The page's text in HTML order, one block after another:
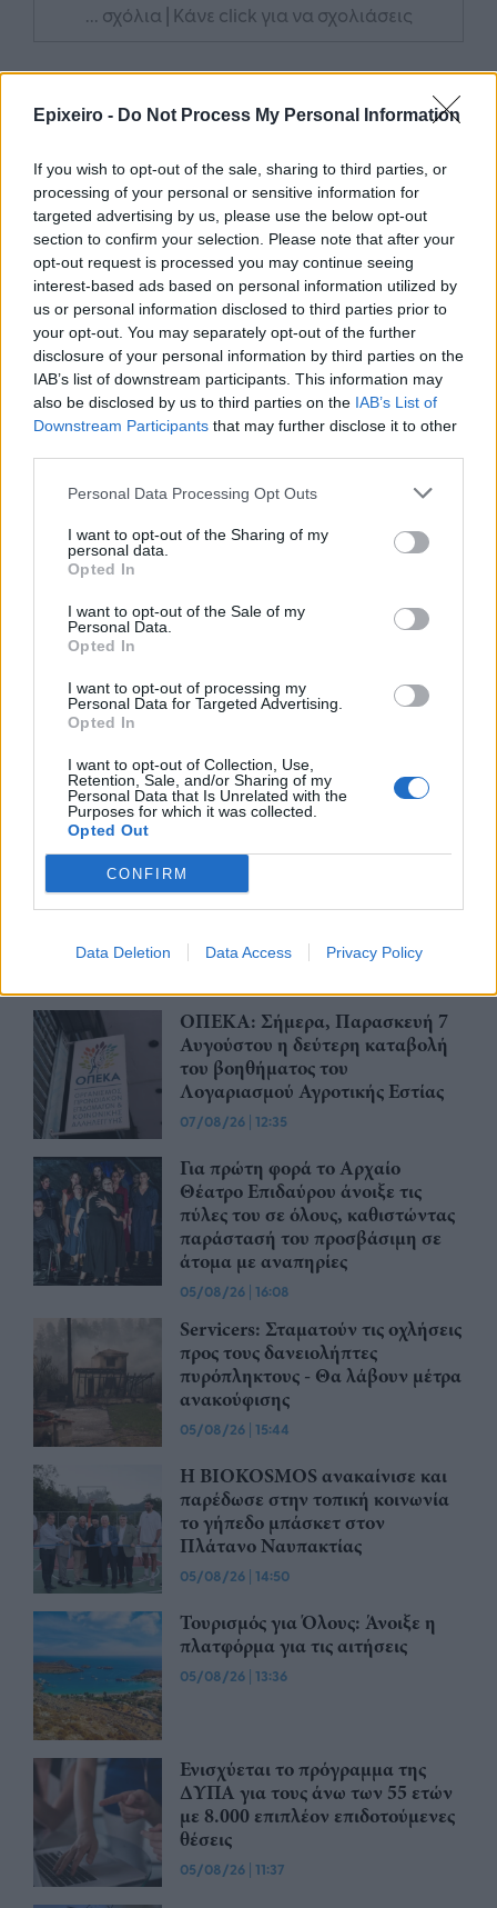
Epixeiro - Do Not Process My Personal Information
If you wish to opt-out of the sale, sharing to third parties, or
processing of your personal or sensitive information for
targeted advertising by us, please use the below opt-out
section to confirm your selection. Please note that after your
opt-out request is processed you may continue seeing
interest-based ads based on personal information utilized by
us or personal information disclosed to third parties prior to
your opt-out. You may separately opt-out of the further
disclosure of your personal information by third parties on the
IAB’s list of downstream participants. This information may
also be disclosed by us to third parties on the IAB’s List of
Downstream Participants that may further disclose it to other
Personal Data Processing Opt Outs
I want to opt-out of the Sharing of my
personal data.
Opted In
I want to opt-out of the Sale of my
Personal Data.
Opted In
I want to opt-out of processing my
Personal Data for Targeted Advertising.
Opted In
I want to opt-out of Collection, Use,
Retention, Sale, and/or Sharing of my
Personal Data that Is Unrelated with the
Purposes for which it was collected.
Opted Out
CONFIRM
Data Deletion Data Access Privacy Policy
... σχόλια | Κάνε click για να σχολιάσεις
TP Greece: Πώς διαμορφώνεται το
μέλλον του Insurance στην εποχή του AI
Advertorial
Περισσότερα από το
LEROY MERLIN: Στήριξη στον
Ελληνικό Ερυθρό Σταυρό με
πυρκαγιές
ΟΠΕΚΑ: Σήμερα, Παρασκευή 7
Αυγούστου η δεύτερη καταβολή
του βοηθήματος του
Λογαριασμού Αγροτικής Εστίας
07/08/26 | 12:35
Για πρώτη φορά το Αρχαίο
Θέατρο Επιδαύρου άνοιξε τις
πύλες του σε όλους, καθιστώντας
παράστασή του προσβάσιμη σε
άτομα με αναπηρίες
05/08/26 | 16:08
Servicers: Σταματούν τις οχλήσεις
προς τους δανειολήπτες
πυρόπληκτους - Θα λάβουν μέτρα
ανακούφισης
05/08/26 | 15:44
Η BIOKOSMOS ανακαίνισε και
παρέδωσε στην τοπική κοινωνία
το γήπεδο μπάσκετ στον
Πλάτανο Ναυπακτίας
05/08/26 | 14:50
Τουρισμός για Όλους: Άνοιξε η
πλατφόρμα για τις αιτήσεις
05/08/26 | 13:36
Ενισχύεται το πρόγραμμα της
ΔΥΠΑ για τους άνω των 55 ετών
με 8.000 επιπλέον επιδοτούμενες
θέσεις
05/08/26 | 11:37